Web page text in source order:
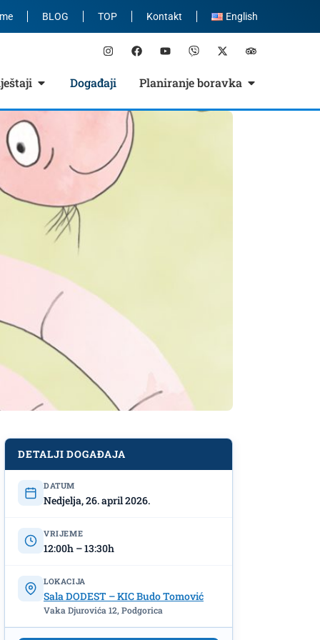
BLOG TOP Kontakt English
Događaji Planiranje boravka
DETALJI DOGAĐAJA
DATUM
Nedjelja, 26. april 2026.
VRIJEME
12:00h – 13:30h
LOKACIJA
Sala DODEST – KIC Budo Tomović
Vaka Djurovića 12, Podgorica